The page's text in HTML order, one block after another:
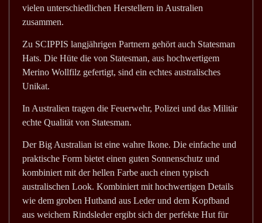
vielen unterschiedlichen Herstellern in Australien
zusammen.
Zu SCIPPIS langjährigen Partnern gehört auch Statesman
Hats. Die Hüte die von Statesman, aus hochwertigem
Merino Wollfilz gefertigt, sind ein echtes australisches
Unikat.
In Australien tragen die Feuerwehr, Polizei und das Militär
echte Qualität von Statesman.
Der Big Australian ist eine wahre Ikone. Die einfache und
praktische Form bietet einen guten Sonnenschutz und
kombiniert mit der hellen Farbe auch einen typisch
australischen Look. Kombiniert mit hochwertigen Details
wie dem groben Hutband aus Leder und dem Kopfband
aus weichem Rindsleder ergibt sich der perfekte Hut für